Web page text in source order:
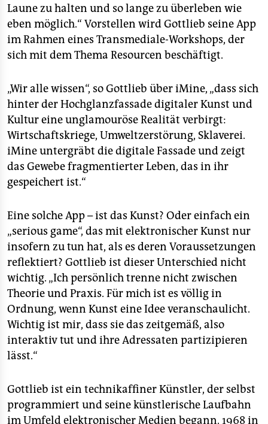
Laune zu halten und so lange zu überleben wie
eben möglich.“ Vorstellen wird Gottlieb seine App
im Rahmen eines Transmediale-Workshops, der
sich mit dem Thema Resourcen beschäftigt.
„Wir alle wissen“, so Gottlieb über iMine, „dass sich
hinter der Hochglanzfassade digitaler Kunst und
Kultur eine unglamouröse Realität verbirgt:
Wirtschaftskriege, Umweltzerstörung, Sklaverei.
iMine untergräbt die digitale Fassade und zeigt
das Gewebe fragmentierter Leben, das in ihr
gespeichert ist.“
Eine solche App – ist das Kunst? Oder einfach ein
„serious game“, das mit elektronischer Kunst nur
insofern zu tun hat, als es deren Voraussetzungen
reflektiert? Gottlieb ist dieser Unterschied nicht
wichtig. „Ich persönlich trenne nicht zwischen
Theorie und Praxis. Für mich ist es völlig in
Ordnung, wenn Kunst eine Idee veranschaulicht.
Wichtig ist mir, dass sie das zeitgemäß, also
interaktiv tut und ihre Adressaten partizipieren
lässt.“
Gottlieb ist ein technikaffiner Künstler, der selbst
programmiert und seine künstlerische Laufbahn
im Umfeld elektronischer Medien begann. 1968 in